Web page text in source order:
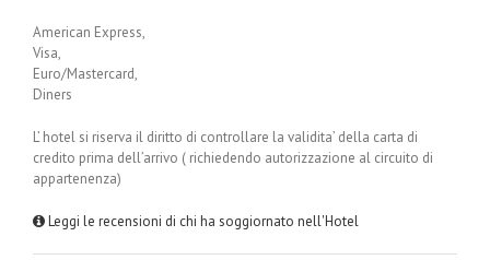
American Express,
Visa,
Euro/Mastercard,
Diners
L’ hotel si riserva il diritto di controllare la validita’ della carta di
credito prima dell’arrivo ( richiedendo autorizzazione al circuito di
appartenenza)
Leggi le recensioni di chi ha soggiornato nell'Hotel